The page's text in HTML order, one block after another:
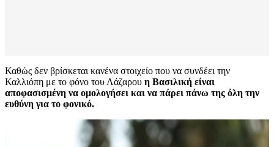
Καθώς δεν βρίσκεται κανένα στοιχείο που να συνδέει την
Καλλιόπη με το φόνο του Λάζαρου η Βασιλική είναι
αποφασισμένη να ομολογήσει και να πάρει πάνω της όλη την
ευθύνη για το φονικό.